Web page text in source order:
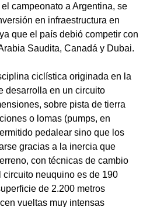
campeonato a Argentina, se
en infraestructura en
que el país debió competir con
Saudita, Canadá y Dubai.
ciclística originada en la
desarrolla en un circuito
sobre pista de tierra
o lomas (pumps, en
pedalear sino que los
gracias a la inercia que
con técnicas de cambio
neuquino es de 190
de 2.200 metros
vueltas muy intensas